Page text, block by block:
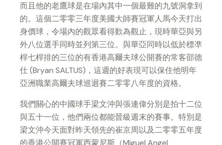
而且他的老鷹球是在場內其中一個最難的九號洞拿到
的。這個二零零三年度美國大師賽冠軍人馬今天打出
身價球，令場內的觀眾看得歎為觀止，現時華亞與另
外八位選手同時並列第三位。與華亞同時以低於標凖
桿七桿排的三位的有香港高爾夫球公開賽的常客邵德
仕 (Bryan SALTUS)，這週的好表現可以保住他明年
亞洲職業高爾夫球巡迴賽二零零八年度的資格。
我們關心的中國球手梁文沖與張連偉分別是拍十二位
與五十一位，他們兩位都能晉級週末的賽事。特別是
梁文沖今天面對昨天領先的崔京周以及二零零五年度
的香港公開賽冠軍西蒙尼斯（Miguel Angel